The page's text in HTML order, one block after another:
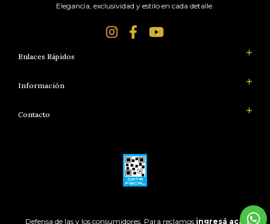
Elegancia, exclusividad y estilo en cada detalle.
Enlaces Rápidos
Información
Contacto
Defensa de las y los consumidores. Para reclamos ingresá acá.